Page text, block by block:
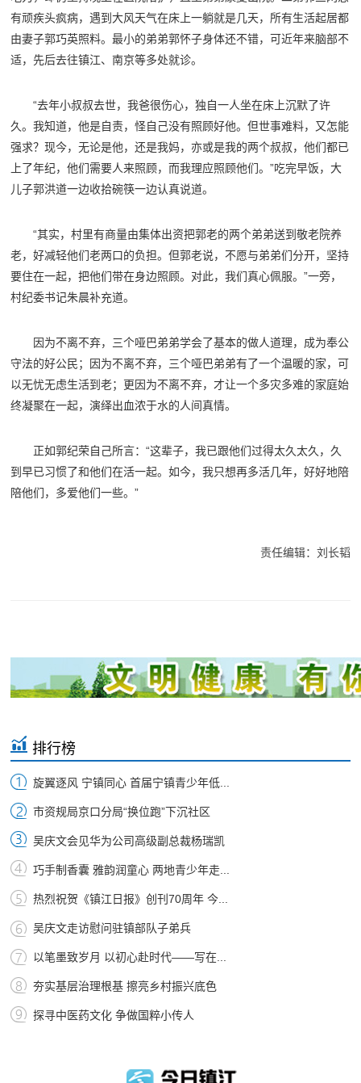
有顽疾头疯病，遇到大风天气在床上一躺就是几天，所有生活起居都
由妻子郭巧英照料。最小的弟弟郭怀子身体还不错，可近年来脑部不
适，先后去往镇江、南京等多处就诊。
“去年小叔叔去世，我爸很伤心，独自一人坐在床上沉默了许
久。我知道，他是自责，怪自己没有照顾好他。但世事难料，又怎能
强求？现今，无论是他，还是我妈，亦或是我的两个叔叔，他们都已
上了年纪，他们需要人来照顾，而我理应照顾他们。”吃完早饭，大
儿子郭洪道一边收拾碗筷一边认真说道。
“其实，村里有商量由集体出资把郭老的两个弟弟送到敬老院养
老，好减轻他们老两口的负担。但郭老说，不愿与弟弟们分开，坚持
要住在一起，把他们带在身边照顾。对此，我们真心佩服。”一旁，
村纪委书记朱晨补充道。
因为不离不弃，三个哑巴弟弟学会了基本的做人道理，成为奉公
守法的好公民；因为不离不弃，三个哑巴弟弟有了一个温暖的家，可
以无忧无虑生活到老；更因为不离不弃，才让一个多灾多难的家庭始
终凝聚在一起，演绎出血浓于水的人间真情。
正如郭纪荣自己所言：“这辈子，我已跟他们过得太久太久，久
到早已习惯了和他们在活一起。如今，我只想再多活几年，好好地陪
陪他们，多爱他们一些。”
责任编辑：刘长韬
排行榜
旋翼逐风 宁镇同心 首届宁镇青少年低...
市资规局京口分局“换位跑”下沉社区
吴庆文会见华为公司高级副总裁杨瑞凯
巧手制香囊 雅韵润童心 两地青少年走...
热烈祝贺《镇江日报》创刊70周年 今...
吴庆文走访慰问驻镇部队子弟兵
以笔墨致岁月 以初心赴时代——写在...
夯实基层治理根基 擦亮乡村振兴底色
探寻中医药文化 争做国粹小传人